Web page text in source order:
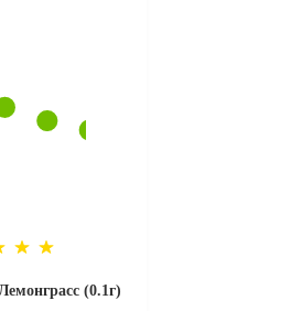
(0.1г)